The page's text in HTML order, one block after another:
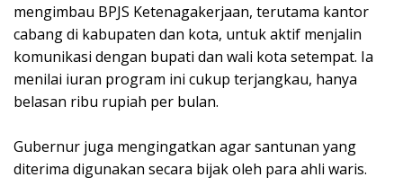
mengimbau BPJS Ketenagakerjaan, terutama kantor
cabang di kabupaten dan kota, untuk aktif menjalin
komunikasi dengan bupati dan wali kota setempat. Ia
menilai iuran program ini cukup terjangkau, hanya
belasan ribu rupiah per bulan.
Gubernur juga mengingatkan agar santunan yang
diterima digunakan secara bijak oleh para ahli waris.